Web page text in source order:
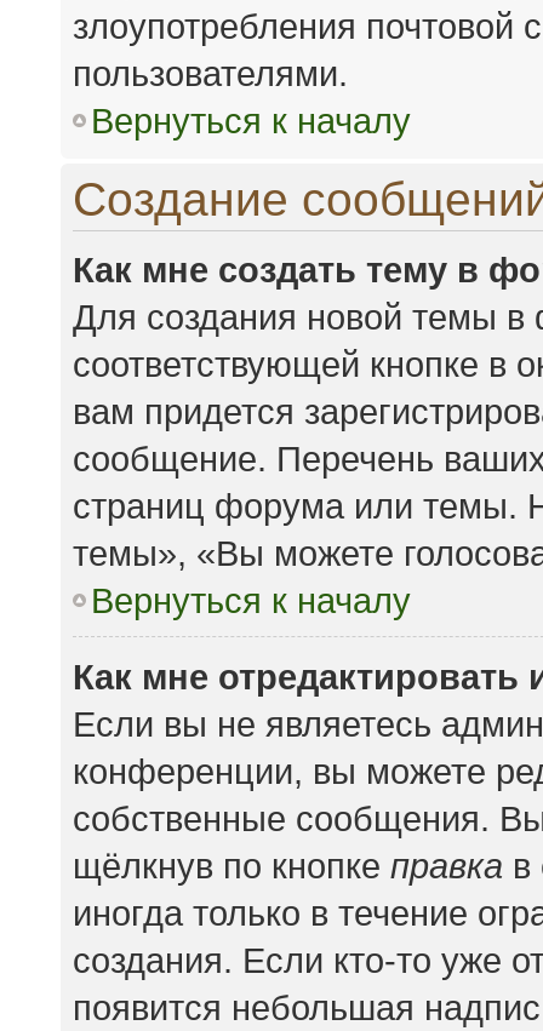
злоупотребления
пользователями.
Вернуться к началу
Создание
Как мне создать тему в
Для создания новой темы
соответствующей кнопке
вам придется
сообщение. Перечень
страниц форума или темы.
темы», «Вы можете
Вернуться к началу
Как мне
Если вы не являетесь
конференции, вы можете
собственные сообщения.
щёлкнув по кнопке правка в
иногда только в течение
создания. Если кто-то уже
появится небольшая